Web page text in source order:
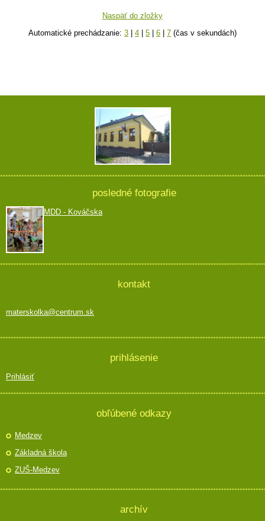
Naspäť do zložky
Automatické prechádzanie: 3 4 5 6 7 (čas v sekundách)
posledné fotografie
MDD - Kováčska
kontakt
materskolka@centrum.sk
prihlásenie
Prihlásiť
obľúbené odkazy
Medzev
Základná škola
ZUŠ-Medzev
archív